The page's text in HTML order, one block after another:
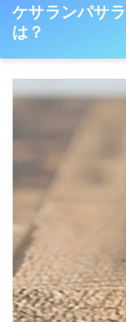
ケサランパサ
は？